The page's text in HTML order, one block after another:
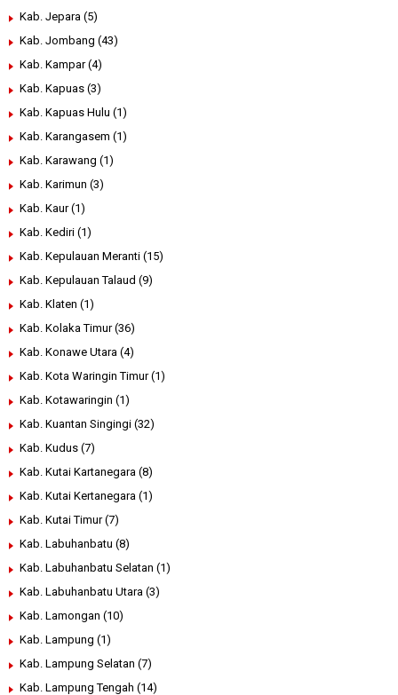
Kab. Jepara (5)
Kab. Jombang (43)
Kab. Kampar (4)
Kab. Kapuas (3)
Kab. Kapuas Hulu (1)
Kab. Karangasem (1)
Kab. Karawang (1)
Kab. Karimun (3)
Kab. Kaur (1)
Kab. Kediri (1)
Kab. Kepulauan Meranti (15)
Kab. Kepulauan Talaud (9)
Kab. Klaten (1)
Kab. Kolaka Timur (36)
Kab. Konawe Utara (4)
Kab. Kota Waringin Timur (1)
Kab. Kotawaringin (1)
Kab. Kuantan Singingi (32)
Kab. Kudus (7)
Kab. Kutai Kartanegara (8)
Kab. Kutai Kertanegara (1)
Kab. Kutai Timur (7)
Kab. Labuhanbatu (8)
Kab. Labuhanbatu Selatan (1)
Kab. Labuhanbatu Utara (3)
Kab. Lamongan (10)
Kab. Lampung (1)
Kab. Lampung Selatan (7)
Kab. Lampung Tengah (14)